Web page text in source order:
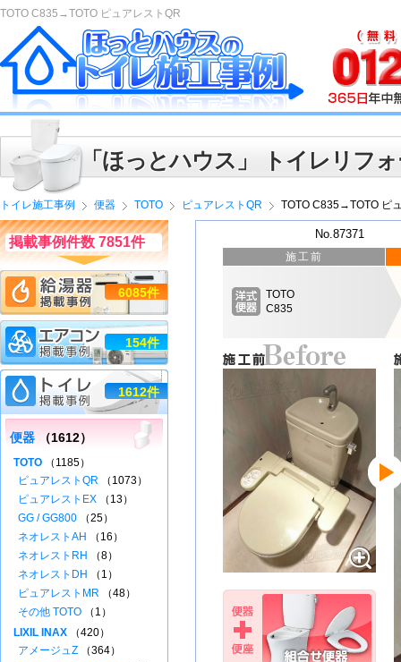
TOTO C835→TOTO ピュアレストQR
「ほっとハウス」 トイレリフ
トイレ施工事例 便器 TOTO ピュアレストQR TOTO C835→TOTO ピ
No.87371
施工前
TOTO
C835
掲載事例件数 7851件
6085件
154件
1612件
便器 （1612）
TOTO （1185）
ピュアレストQR （1073）
ピュアレストEX （13）
GG / GG800 （25）
ネオレストAH
（16）
ネオレストRH
（8）
ネオレストDH
（1）
ピュアレストMR （48）
その他 TOTO （1）
LIXIL INAX （420）
アメージュZ （364）